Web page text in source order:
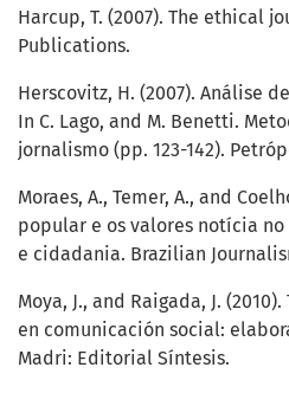
Harcup, T. (2007). The ethical
Publications.
Herscovitz, H. (2007). Análise
In C. Lago, and M. Benetti.
jornalismo (pp. 123-142).
Moraes, A., Temer, A., and
popular e os valores notícia
e cidadania. Brazilian
Moya, J., and Raigada, J.
en comunicación social:
Madri: Editorial Síntesis.